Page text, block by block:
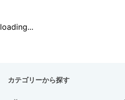
loading...
カテゴリーから探す